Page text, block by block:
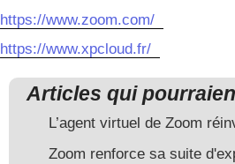
https://www.zoom.com/
https://www.xpcloud.fr/
Articles qui
L’agent virtuel de Zoom
Zoom renforce sa suite